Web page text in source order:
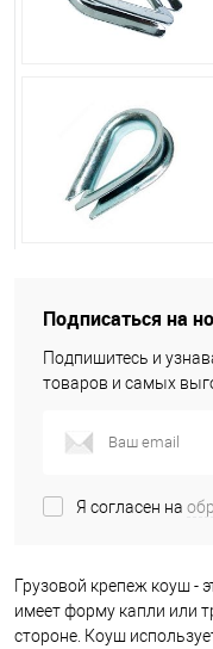
Подписаться на
Подпишитесь и
товаров и самых
Я согласен на
Грузовой крепеж коуш -
имеет форму капли или
стороне. Коуш